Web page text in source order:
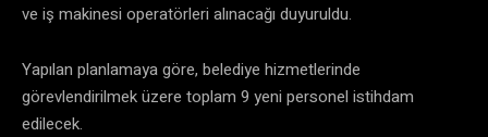
ve iş makinesi operatörleri alınacağı duyuruldu.
​Yapılan planlamaya göre, belediye hizmetlerinde
görevlendirilmek üzere toplam 9 yeni personel istihdam
edilecek.